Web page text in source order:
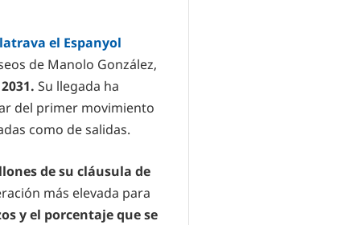
el Espanyol
de Manolo González,
Su llegada ha
del primer movimiento
como de salidas.
de su cláusula de
más elevada para
y el porcentaje que se